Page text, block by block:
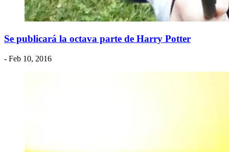
Se publicará la octava parte de Harry Potter
- Feb 10, 2016